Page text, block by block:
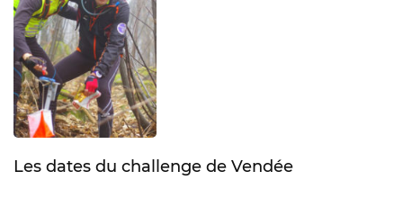
Les dates du challenge de Vendée